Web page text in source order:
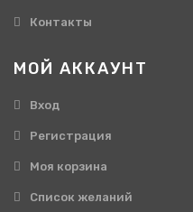
Контакты
МОЙ АККАУНТ
Вход
Регистрация
Моя корзина
Cписок желаний